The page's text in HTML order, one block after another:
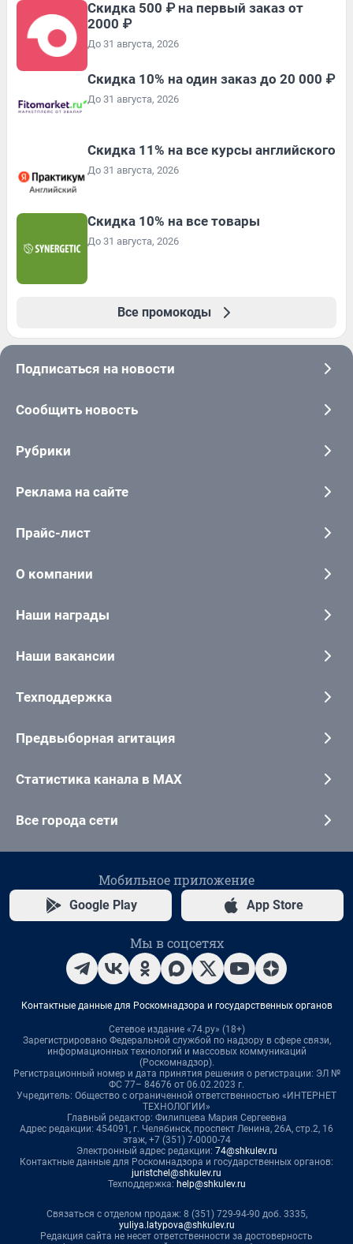
Скидка 500 ₽ на первый заказ от
2000 ₽
До 31 августа, 2026
Скидка 10% на один заказ до 20 000 ₽
До 31 августа, 2026
Скидка 11% на все курсы английского
До 31 августа, 2026
Скидка 10% на все товары
До 31 августа, 2026
Все промокоды
Подписаться на новости
Сообщить новость
Рубрики
Реклама на сайте
Прайс-лист
О компании
Наши награды
Наши вакансии
Техподдержка
Предвыборная агитация
Статистика канала в MAX
Все города сети
Мобильное приложение
Google Play App Store
Мы в соцсетях
Контактные данные для Роскомнадзора и государственных органов
Сетевое издание «74.ру» (18+)
Зарегистрировано Федеральной службой по надзору в сфере связи,
информационных технологий и массовых коммуникаций
(Роскомнадзор).
Регистрационный номер и дата принятия решения о регистрации: ЭЛ №
ФС 77– 84676 от 06.02.2023 г.
Учредитель: Общество с ограниченной ответственностью «ИНТЕРНЕТ
ТЕХНОЛОГИИ»
Главный редактор: Филипцева Мария Сергеевна
Адрес редакции: 454091, г. Челябинск, проспект Ленина, 26А, стр.2, 16
этаж, +7 (351) 7-0000-74
Электронный адрес редакции: 74@shkulev.ru
Контактные данные для Роскомнадзора и государственных органов:
juristchel@shkulev.ru
Техподдержка: help@shkulev.ru
Связаться с отделом продаж: 8 (351) 729-94-90 доб. 3335,
yuliya.latypova@shkulev.ru
Редакция сайта не несет ответственности за достоверность